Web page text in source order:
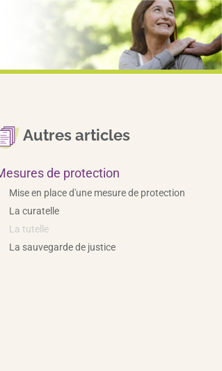
Autres articles
de protection
Mise en place d'une mesure de protection
La curatelle
La tutelle
La sauvegarde de justice